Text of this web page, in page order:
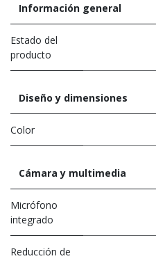
Información general
Estado del
producto
Diseño y dimensiones
Color
Cámara y multimedia
Micrófono
integrado
Reducción de